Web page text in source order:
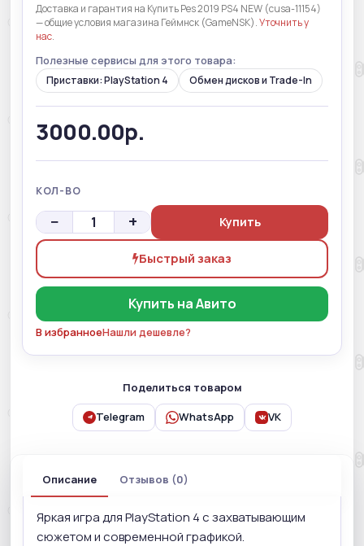
Доставка и гарантия на Купить Pes 2019 PS4 NEW (cusa-11154)
— общие условия магазина Геймнск (GameNSK).Уточнить у
нас.
Полезные сервисы для этого товара:
Приставки: PlayStation 4 Обмен дисков и Trade-In
3000.00р.
КОЛ-ВО
− + Купить
Быстрый заказ
Купить на Авито
В избранноеНашли дешевле?
Поделиться товаром
Telegram WhatsApp VK
Описание Отзывов (0)
Яркая игра для PlayStation 4 с захватывающим
сюжетом и современной графикой.